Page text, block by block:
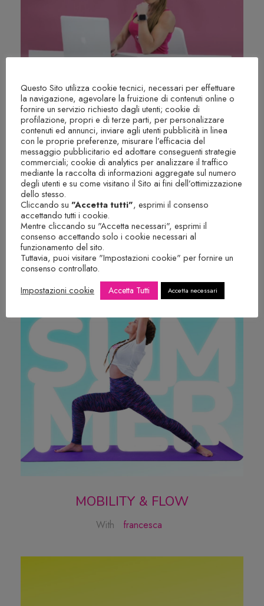
MISS PT TRAININGS – SUMMER
EDITION
MOBILITY & FLOW
With francesca
Questo Sito utilizza cookie tecnici, necessari per effettuare
la navigazione, agevolare la fruizione di contenuti online o
fornire un servizio richiesto dagli utenti; cookie di
profilazione, propri e di terze parti, per personalizzare
contenuti ed annunci, inviare agli utenti pubblicità in linea
con le proprie preferenze, misurare l’efficacia del
messaggio pubblicitario ed adottare conseguenti strategie
commerciali; cookie di analytics per analizzare il traffico
mediante la raccolta di informazioni aggregate sul numero
degli utenti e su come visitano il Sito ai fini dell’ottimizzazione
dello stesso.
Cliccando su "Accetta tutti", esprimi il consenso
accettando tutti i cookie.
Mentre cliccando su "Accetta necessari", esprimi il
consenso accettando solo i cookie necessari al
funzionamento del sito.
Tuttavia, puoi visitare "Impostazioni cookie" per fornire un
consenso controllato.
Impostazioni cookie
Accetta Tutti Accetta necessari